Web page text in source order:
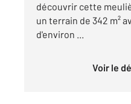
découvrir cette
un terrain de 342 m²
d'environ ...
Voir le